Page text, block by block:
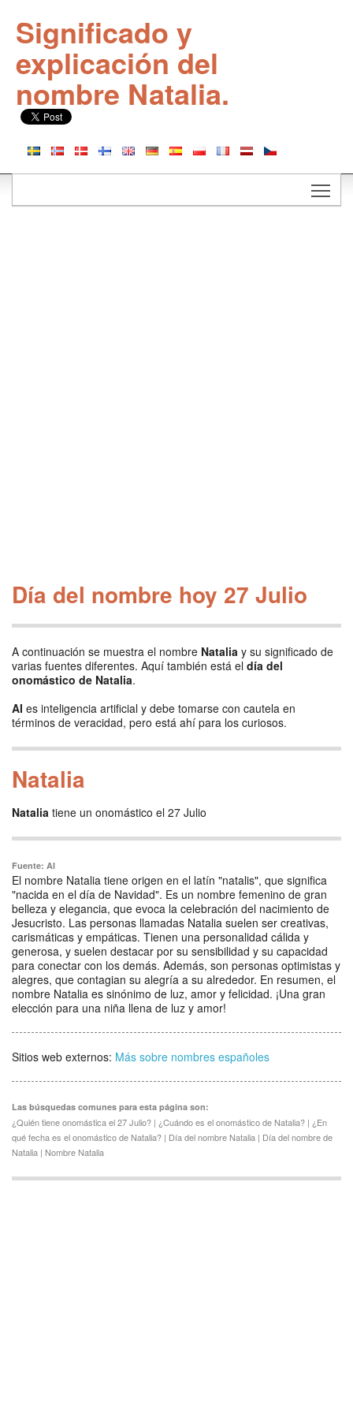
Significado y
explicación del
nombre Natalia.
Día del nombre hoy 27 Julio
A continuación se muestra el nombre Natalia y su significado de
varias fuentes diferentes. Aquí también está el día del
onomástico de Natalia.
AI es inteligencia artificial y debe tomarse con cautela en
términos de veracidad, pero está ahí para los curiosos.
Natalia
Natalia tiene un onomástico el 27 Julio
Fuente: AI
El nombre Natalia tiene origen en el latín "natalis", que significa
"nacida en el día de Navidad". Es un nombre femenino de gran
belleza y elegancia, que evoca la celebración del nacimiento de
Jesucristo. Las personas llamadas Natalia suelen ser creativas,
carismáticas y empáticas. Tienen una personalidad cálida y
generosa, y suelen destacar por su sensibilidad y su capacidad
para conectar con los demás. Además, son personas optimistas y
alegres, que contagian su alegría a su alrededor. En resumen, el
nombre Natalia es sinónimo de luz, amor y felicidad. ¡Una gran
elección para una niña llena de luz y amor!
Sitios web externos: Más sobre nombres españoles
Las búsquedas comunes para esta página son:
¿Quién tiene onomástica el 27 Julio? | ¿Cuándo es el onomástico de Natalia? | ¿En
qué fecha es el onomástico de Natalia? | Día del nombre Natalia | Día del nombre de
Natalia | Nombre Natalia